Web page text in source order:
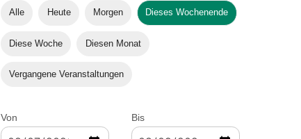
Alle Heute Morgen Dieses Wochenende
Diese Woche Diesen Monat
Vergangene Veranstaltungen
Von Bis